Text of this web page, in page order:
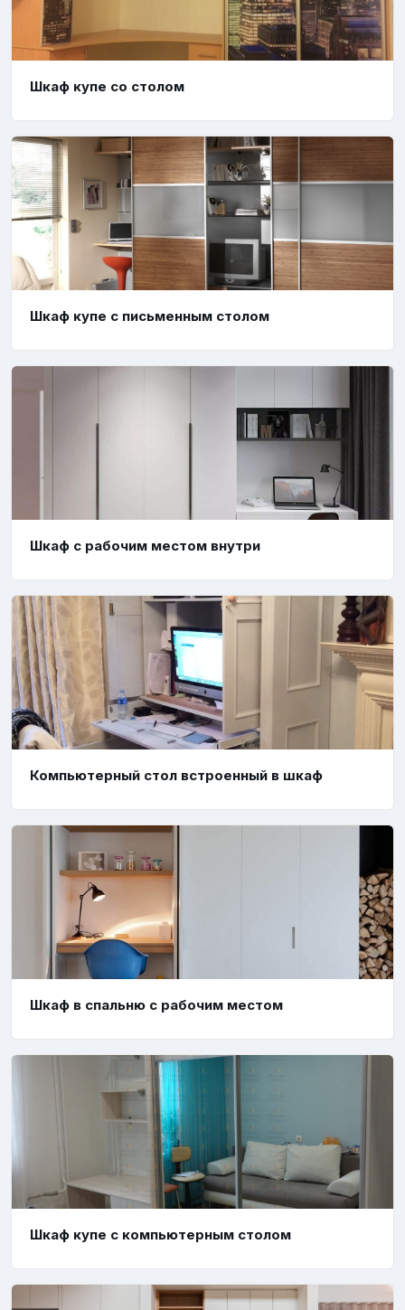
Шкаф купе со столом
Шкаф купе с письменным столом
Шкаф с рабочим местом внутри
Компьютерный стол встроенный в шкаф
Шкаф в спальню с рабочим местом
Шкаф купе с компьютерным столом